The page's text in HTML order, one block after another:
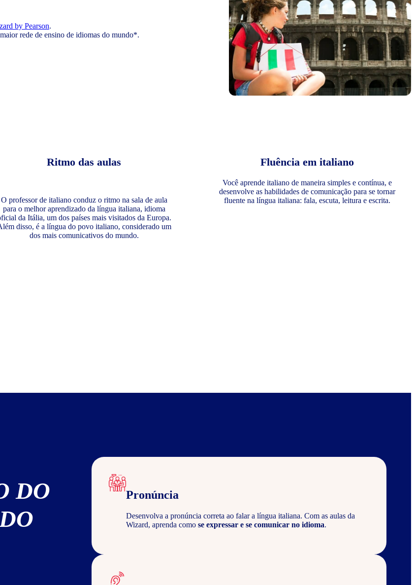
by Pearson.
rede de ensino de idiomas do mundo*.
Ritmo das aulas
O professor de italiano conduz o ritmo na sala de aula
para o melhor aprendizado da língua italiana, idioma
da Itália, um dos países mais visitados da Europa.
disso, é a língua do povo italiano, considerado um
dos mais comunicativos do mundo.
Fluência em italiano
Você aprende italiano de maneira simples e contínua, e
desenvolve as habilidades de comunicação para se tornar
fluente na língua italiana: fala, escuta, leitura e escrita.
DO
Pronúncia
Desenvolva a pronúncia correta ao falar a língua italiana. Com as aulas da
Wizard, aprenda como se expressar e se comunicar no idioma.